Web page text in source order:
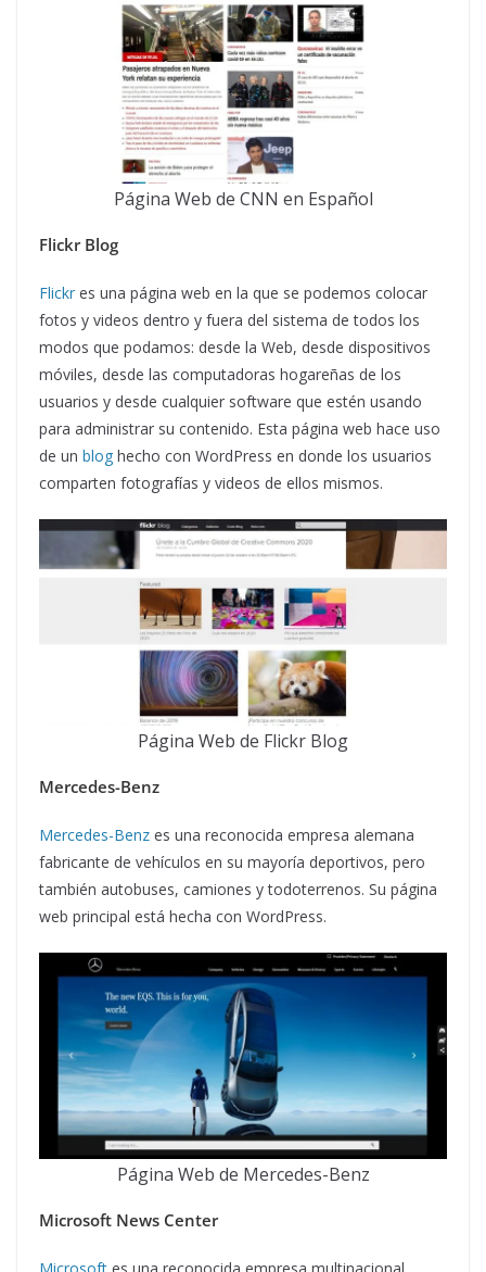
Página Web de CNN en Español
Flickr Blog
Flickr es una página web en la que se podemos colocar
fotos y videos dentro y fuera del sistema de todos los
modos que podamos: desde la Web, desde dispositivos
móviles, desde las computadoras hogareñas de los
usuarios y desde cualquier software que estén usando
para administrar su contenido. Esta página web hace uso
de un blog hecho con WordPress en donde los usuarios
comparten fotografías y videos de ellos mismos.
Página Web de Flickr Blog
Mercedes-Benz
Mercedes-Benz es una reconocida empresa alemana
fabricante de vehículos en su mayoría deportivos, pero
también autobuses, camiones y todoterrenos. Su página
web principal está hecha con WordPress.
Página Web de Mercedes-Benz
Microsoft News Center